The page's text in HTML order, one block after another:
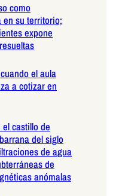
como
en su territorio;
expone
el aula
a cotizar en
castillo de
del siglo
de agua
de
anómalas